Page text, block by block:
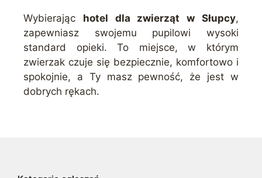
Wybierając hotel dla zwierząt w Słupcy,
zapewniasz swojemu pupilowi wysoki
standard opieki. To miejsce, w którym
zwierzak czuje się bezpiecznie, komfortowo i
spokojnie, a Ty masz pewność, że jest w
dobrych rękach.